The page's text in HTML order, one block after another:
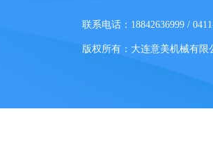
联系电话：18842636999 /
版权所有：大连意美机械有限